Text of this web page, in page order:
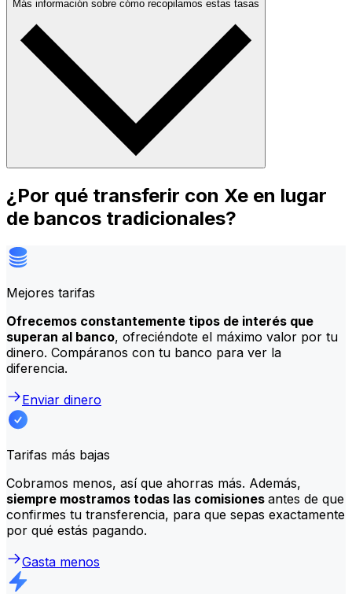
Más información sobre cómo recopilamos estas tasas
¿Por qué transferir con Xe en lugar
de bancos tradicionales?
Mejores tarifas
Ofrecemos constantemente tipos de interés que
superan al banco, ofreciéndote el máximo valor por tu
dinero. Compáranos con tu banco para ver la
diferencia.
Enviar dinero
Tarifas más bajas
Cobramos menos, así que ahorras más. Además,
siempre mostramos todas las comisiones antes de que
confirmes tu transferencia, para que sepas exactamente
por qué estás pagando.
Gasta menos